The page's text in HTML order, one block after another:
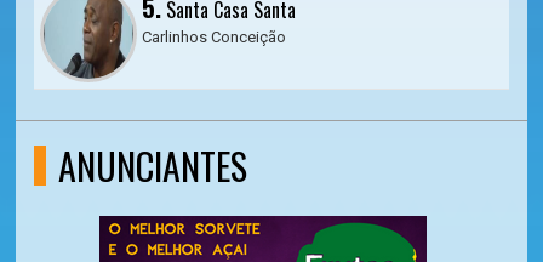
5. Santa Casa Santa
Carlinhos Conceição
ANUNCIANTES